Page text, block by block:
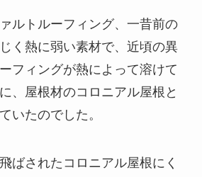
ルトルーフィング、一昔前の
く熱に弱い素材で、近頃の異
フィングが熱によって溶けて
、屋根材のコロニアル屋根と
いたのでした。
ばされたコロニアル屋根にく